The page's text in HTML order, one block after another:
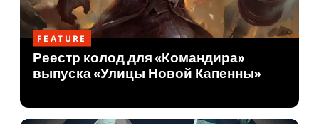
FEATURE
Реестр колод для «Командира»
выпуска «Улицы Новой Капенны»